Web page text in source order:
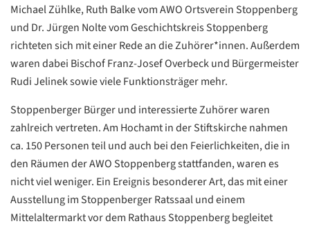
Michael Zühlke, Ruth Balke vom AWO Ortsverein Stoppenberg
und Dr. Jürgen Nolte vom Geschichtskreis Stoppenberg
richteten sich mit einer Rede an die Zuhörer*innen. Außerdem
waren dabei Bischof Franz-Josef Overbeck und Bürgermeister
Rudi Jelinek sowie viele Funktionsträger mehr.
Stoppenberger Bürger und interessierte Zuhörer waren
zahlreich vertreten. Am Hochamt in der Stiftskirche nahmen
ca. 150 Personen teil und auch bei den Feierlichkeiten, die in
den Räumen der AWO Stoppenberg stattfanden, waren es
nicht viel weniger. Ein Ereignis besonderer Art, das mit einer
Ausstellung im Stoppenberger Ratssaal und einem
Mittelaltermarkt vor dem Rathaus Stoppenberg begleitet
Datenschutzerklärung
Datenschutzerklärung
Google
Datenschutzerklärung